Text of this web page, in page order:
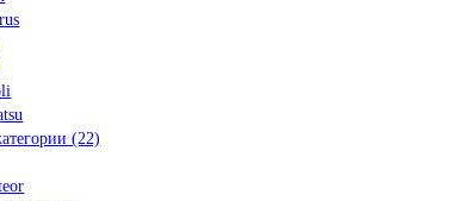
(22)